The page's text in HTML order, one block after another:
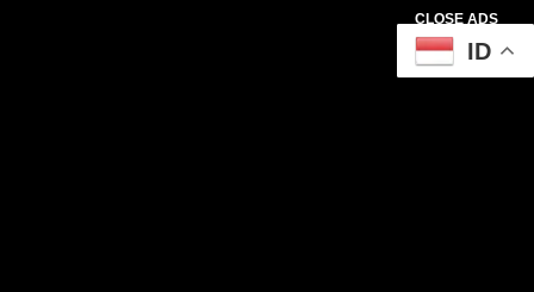
CLOSE ADS
ID